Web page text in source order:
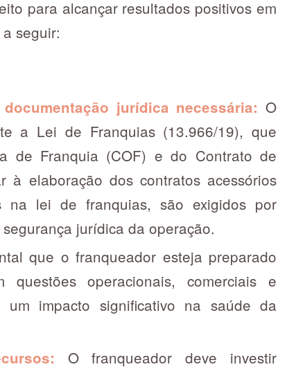
para alcançar resultados positivos em
seguir:
jurídica necessária: O
a Lei de Franquias (13.966/19), que
de Franquia (COF) e do Contrato de
à elaboração dos contratos acessórios
na lei de franquias, são exigidos por
jurídica da operação.
que o franqueador esteja preparado
operacionais, comerciais e
um impacto significativo na saúde da
O franqueador deve investir